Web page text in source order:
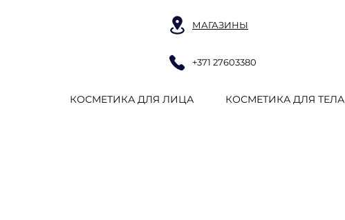
МАГАЗИНЫ
+371 27603380
КОСМЕТИКА ДЛЯ ЛИЦА КОСМЕТИКА ДЛЯ ТЕЛА